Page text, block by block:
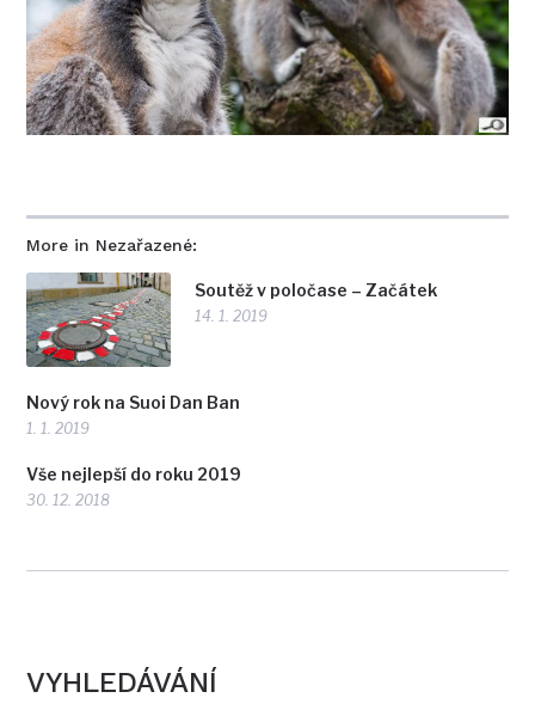
More in Nezařazené:
Soutěž v poločase – Začátek
14. 1. 2019
Nový rok na Suoi Dan Ban
1. 1. 2019
Vše nejlepší do roku 2019
30. 12. 2018
VYHLEDÁVÁNÍ